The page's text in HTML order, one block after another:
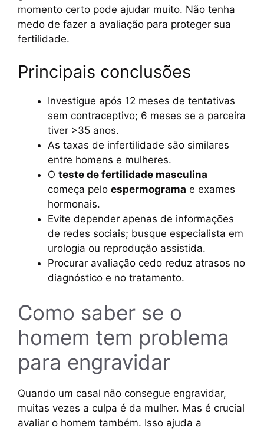
momento certo pode ajudar muito. Não tenha
medo de fazer a avaliação para proteger sua
fertilidade.
Principais conclusões
Investigue após 12 meses de tentativas
sem contraceptivo; 6 meses se a parceira
tiver >35 anos.
As taxas de infertilidade são similares
entre homens e mulheres.
O teste de fertilidade masculina
começa pelo espermograma e exames
hormonais.
Evite depender apenas de informações
de redes sociais; busque especialista em
urologia ou reprodução assistida.
Procurar avaliação cedo reduz atrasos no
diagnóstico e no tratamento.
Como saber se o
homem tem problema
para engravidar
Quando um casal não consegue engravidar,
muitas vezes a culpa é da mulher. Mas é crucial
avaliar o homem também. Isso ajuda a